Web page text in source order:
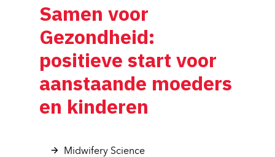
Samen voor
Gezondheid:
positieve start voor
aanstaande moeders
en kinderen
Midwifery Science